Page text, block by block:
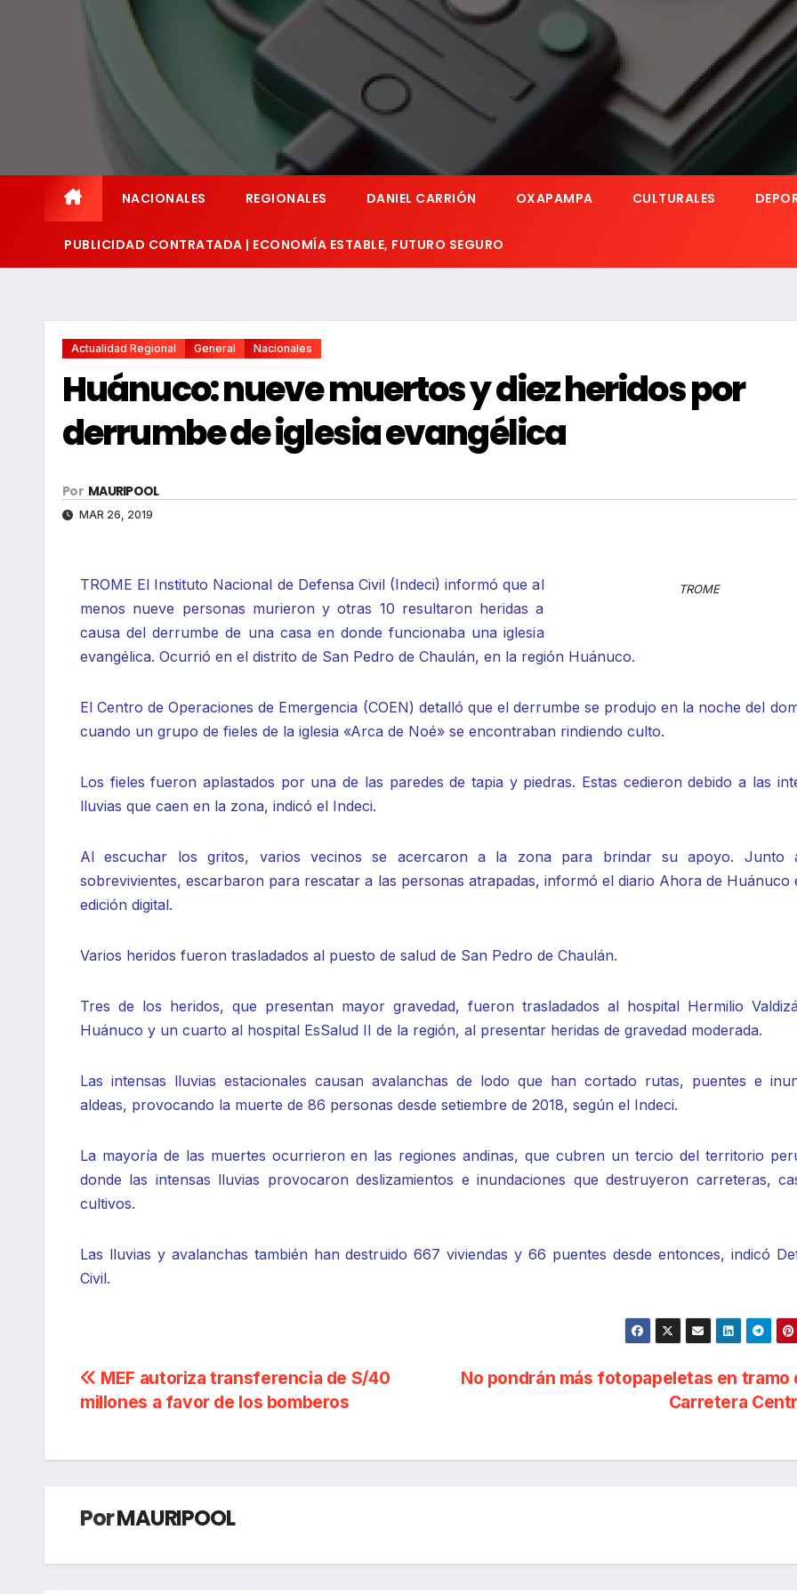
NACIONALES REGIONALES DANIEL CARRIÓN OXAPAMPA CULTURALES
PUBLICIDAD CONTRATADA | ECONOMÍA ESTABLE, FUTURO SEGURO
Actualidad Regional General Nacionales
Huánuco: nueve muertos y diez heridos por
derrumbe de iglesia evangélica
Por MAURIPOOL
MAR 26, 2019
TROME
TROME El Instituto Nacional de Defensa Civil (Indeci) informó que al
menos nueve personas murieron y otras 10 resultaron heridas a
causa del derrumbe de una casa en donde funcionaba una iglesia
evangélica. Ocurrió en el distrito de San Pedro de Chaulán, en la región Huánuco.
El Centro de Operaciones de Emergencia (COEN) detalló que el derrumbe se produjo en la noche del
cuando un grupo de fieles de la iglesia «Arca de Noé» se encontraban rindiendo culto.
Los fieles fueron aplastados por una de las paredes de tapia y piedras. Estas cedieron debido a las
lluvias que caen en la zona, indicó el Indeci.
Al escuchar los gritos, varios vecinos se acercaron a la zona para brindar su apoyo. Junto
sobrevivientes, escarbaron para rescatar a las personas atrapadas, informó el diario Ahora de Huánuco
edición digital.
Varios heridos fueron trasladados al puesto de salud de San Pedro de Chaulán.
Tres de los heridos, que presentan mayor gravedad, fueron trasladados al hospital Hermilio
Huánuco y un cuarto al hospital EsSalud II de la región, al presentar heridas de gravedad moderada.
Las intensas lluvias estacionales causan avalanchas de lodo que han cortado rutas, puentes e
aldeas, provocando la muerte de 86 personas desde setiembre de 2018, según el Indeci.
La mayoría de las muertes ocurrieron en las regiones andinas, que cubren un tercio del territorio
donde las intensas lluvias provocaron deslizamientos e inundaciones que destruyeron carreteras,
cultivos.
Las lluvias y avalanchas también han destruido 667 viviendas y 66 puentes desde entonces, indicó
Civil.
Navegación
de
entradas
No pondrán más fotopapeletas en tramo
Carretera
MEF autoriza transferencia de S/40
millones a favor de los bomberos
PorMAURIPOOL